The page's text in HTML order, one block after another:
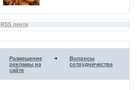
RSS лента
Размещение
рекламы на
сайте
Вопросы
сотрудничества